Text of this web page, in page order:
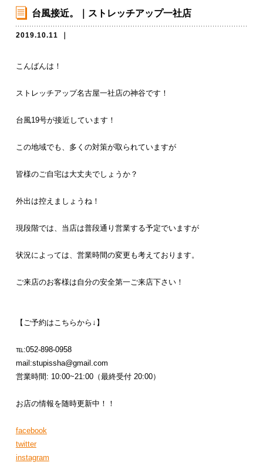
台風接近。｜ストレッチアップ一社店
2019.10.11
こんばんは！
ストレッチアップ名古屋一社店の神谷です！
台風19号が接近しています！
この地域でも、多くの対策が取られていますが
皆様のご自宅は大丈夫でしょうか？
外出は控えましょうね！
現段階では、当店は普段通り営業する予定でいますが
状況によっては、営業時間の変更も考えております。
ご来店のお客様は自分の安全第一ご来店下さい！
【ご予約はこちらから↓】
℡:052-898-0958
mail:stupissha@gmail.com
営業時間: 10:00~21:00（最終受付 20:00）
お店の情報を随時更新中！！
facebook
twitter
instagram